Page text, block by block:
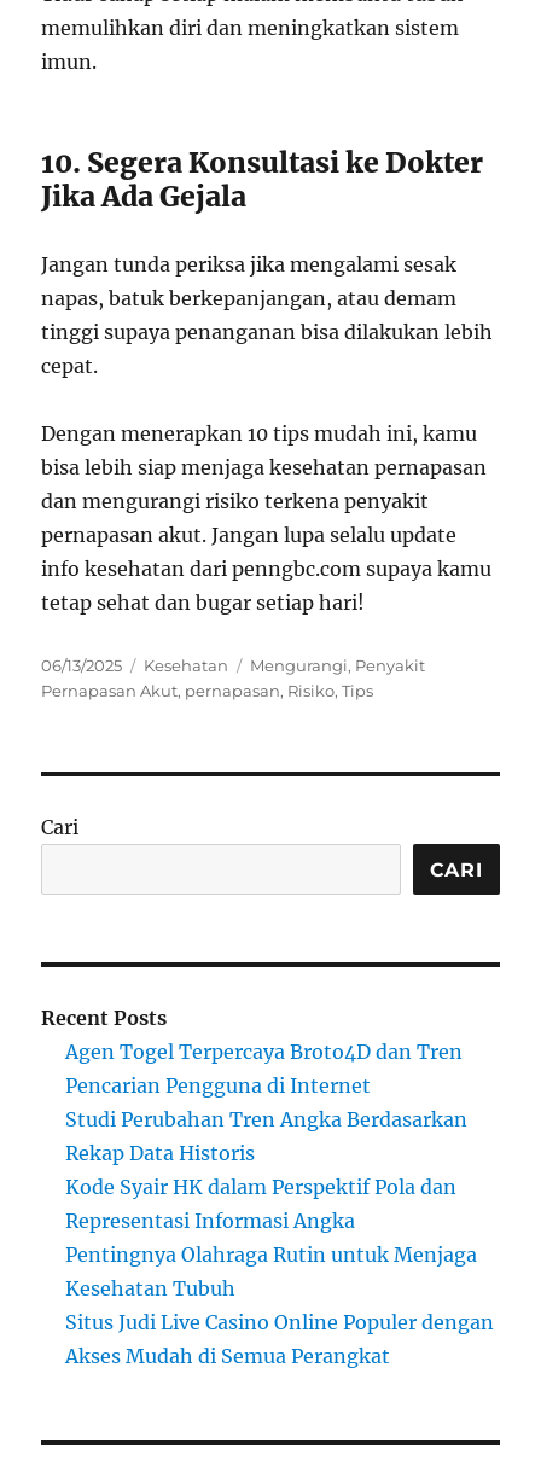
memulihkan diri dan meningkatkan sistem
imun.
10. Segera Konsultasi ke Dokter
Jika Ada Gejala
Jangan tunda periksa jika mengalami sesak
napas, batuk berkepanjangan, atau demam
tinggi supaya penanganan bisa dilakukan lebih
cepat.
Dengan menerapkan 10 tips mudah ini, kamu
bisa lebih siap menjaga kesehatan pernapasan
dan mengurangi risiko terkena penyakit
pernapasan akut. Jangan lupa selalu update
info kesehatan dari penngbc.com supaya kamu
tetap sehat dan bugar setiap hari!
Posted
on
06/13/2025 Categories
Kesehatan Tags
Mengurangi, Penyakit
Pernapasan Akut, pernapasan, Risiko,Tips
Cari
CARI
Recent Posts
Agen Togel Terpercaya Broto4D dan Tren
Pencarian Pengguna di Internet
Studi Perubahan Tren Angka Berdasarkan
Rekap Data Historis
Kode Syair HK dalam Perspektif Pola dan
Representasi Informasi Angka
Pentingnya Olahraga Rutin untuk Menjaga
Kesehatan Tubuh
Situs Judi Live Casino Online Populer dengan
Akses Mudah di Semua Perangkat